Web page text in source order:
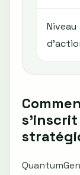
Niveau